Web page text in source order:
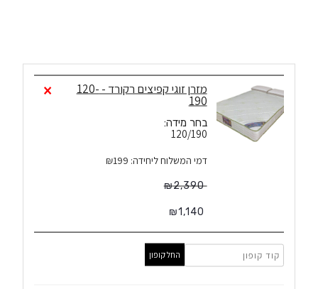
1
מזרן זוגי קפיצים רקורד - 120-
190
בחר מידה:
120/190
דמי המשלוח ליחידה: ₪199
2,390
₪
1,140
₪
×
החל קופון